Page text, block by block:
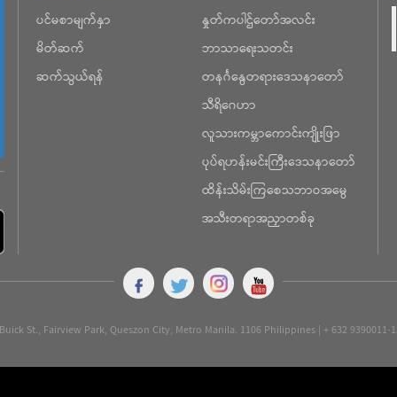
ပင်မစာမျက်နှာ
မိတ်ဆက်
ဆက်သွယ်ရန်
နှုတ်ကပါဌ်တော်အလင်း
ဘာသာရေးသတင်း
တနင်္ဂနွေတရားဒေသနာတော်
သီရိဂေဟာ
လူသားကမ္ဘာကောင်းကျိုးဖြာ
ပုပ်ရဟန်းမင်းကြီးဒေသနာတော်
ထိန်းသိမ်းကြစေသဘာဝအမွေ
အသီးတရာအညှာတစ်ခု
St., Fairview Park, Queszon City, Metro Manila. 1106 Philippines | + 632 9390011-